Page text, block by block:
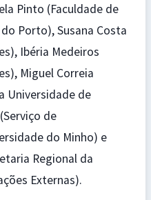
Pinto (Faculdade de
Porto), Susana Costa
Ibéria Medeiros
Miguel Correia
Universidade de
de
do Minho) e
Regional da
Externas).